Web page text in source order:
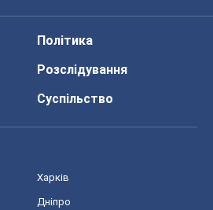
Політика
Розслідування
Суспільство
Харків
Дніпро